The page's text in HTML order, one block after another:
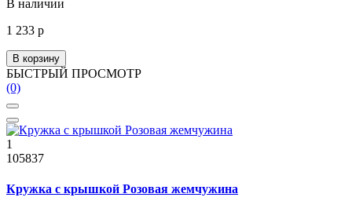
В наличии
1 233 р
В корзину
БЫСТРЫЙ ПРОСМОТР
(0)
1
105837
Кружка с крышкой Розовая жемчужина